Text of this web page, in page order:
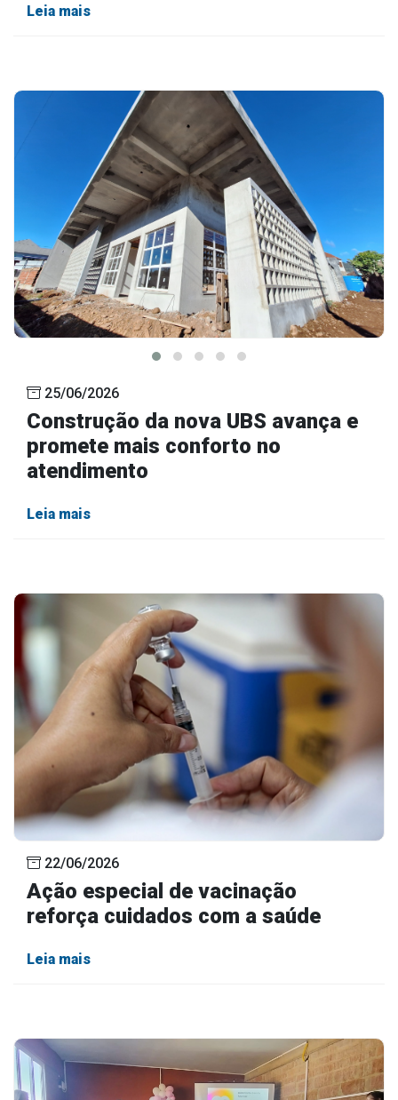
Leia mais
25/06/2026
Construção da nova UBS avança e
promete mais conforto no
atendimento
Leia mais
22/06/2026
Ação especial de vacinação
reforça cuidados com a saúde
Leia mais